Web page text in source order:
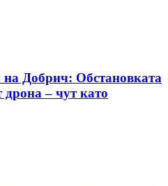
на Добрич: Обстановката
дрона – чут като